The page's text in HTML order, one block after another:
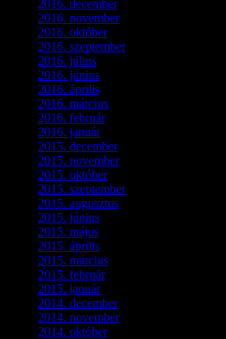
2016. december(1)
2016. november(1)
2016. október(6)
2016. szeptember(5)
2016. július
2016. június
2016. április
2016. március
2016. február(3)
2016. január(2)
2015. december(1)
2015. november(4)
2015. október(4)
2015. szeptember(5)
2015. augusztus
2015. június
2015. május
2015. április
2015. március
2015. február(2)
2015. január(5)
2014. december(4)
2014. november(1)
2014. október(2)